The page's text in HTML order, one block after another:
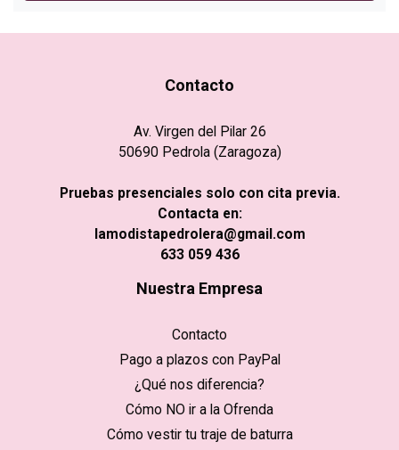
Contacto
Av. Virgen del Pilar 26
50690 Pedrola (Zaragoza)
Pruebas presenciales solo con cita previa.
Contacta en:
lamodistapedrolera@gmail.com
633 059 436
Nuestra Empresa
Contacto
Pago a plazos con PayPal
¿Qué nos diferencia?
Cómo NO ir a la Ofrenda
Cómo vestir tu traje de baturra